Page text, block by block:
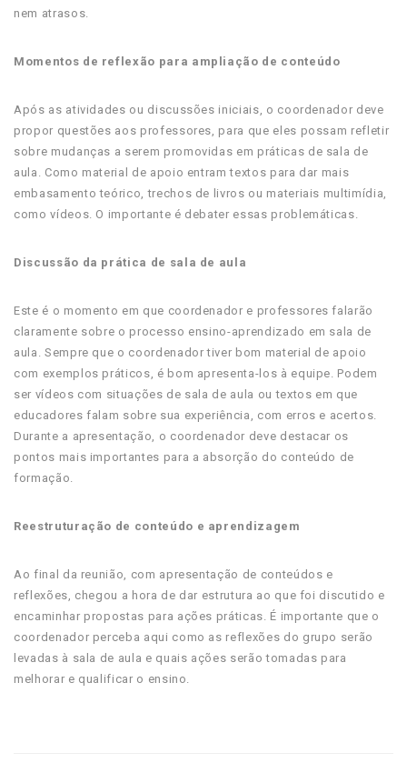
nem atrasos.
Momentos de reflexão para ampliação de conteúdo
Após as atividades ou discussões iniciais, o coordenador deve
propor questões aos professores, para que eles possam refletir
sobre mudanças a serem promovidas em práticas de sala de
aula. Como material de apoio entram textos para dar mais
embasamento teórico, trechos de livros ou materiais multimídia,
como vídeos. O importante é debater essas problemáticas.
Discussão da prática de sala de aula
Este é o momento em que coordenador e professores falarão
claramente sobre o processo ensino-aprendizado em sala de
aula. Sempre que o coordenador tiver bom material de apoio
com exemplos práticos, é bom apresenta-los à equipe. Podem
ser vídeos com situações de sala de aula ou textos em que
educadores falam sobre sua experiência, com erros e acertos.
Durante a apresentação, o coordenador deve destacar os
pontos mais importantes para a absorção do conteúdo de
formação.
Reestruturação de conteúdo e aprendizagem
Ao final da reunião, com apresentação de conteúdos e
reflexões, chegou a hora de dar estrutura ao que foi discutido e
encaminhar propostas para ações práticas. É importante que o
coordenador perceba aqui como as reflexões do grupo serão
levadas à sala de aula e quais ações serão tomadas para
melhorar e qualificar o ensino.